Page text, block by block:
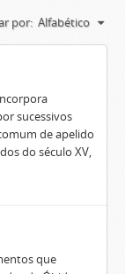
por: Alfabético
sucessivos
de apelido
do século XV,
que